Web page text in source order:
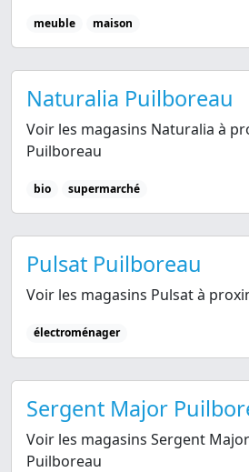
meuble maison
Naturalia Puilboreau
Voir les magasins Naturalia à
Puilboreau
bio supermarché
Pulsat Puilboreau
Voir les magasins Pulsat à
électroménager
Sergent Major
Voir les magasins Sergent
Puilboreau